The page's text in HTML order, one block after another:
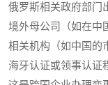
俄罗斯相关政府部门
境外母公司（如在中
相关机构（如中国的
海牙认证或领事认证